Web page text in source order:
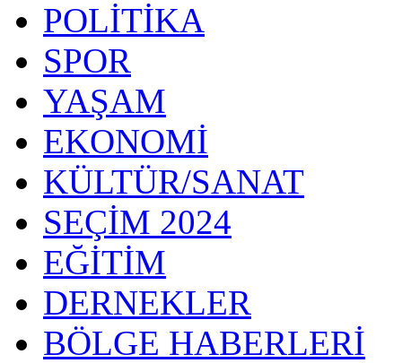
POLİTİKA
SPOR
YAŞAM
EKONOMİ
KÜLTÜR/SANAT
SEÇİM 2024
EĞİTİM
DERNEKLER
BÖLGE HABERLERİ